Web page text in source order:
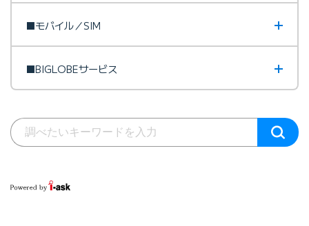
■モバイル／SIM
■BIGLOBEサービス